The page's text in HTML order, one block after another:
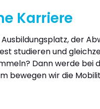
Karriere
der
studieren und
Dann werde bei
bewegen wir die